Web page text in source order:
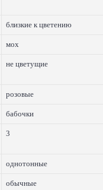
близкие к цветению
мох
не цветущие
розовые
бабочки
3
однотонные
обычные